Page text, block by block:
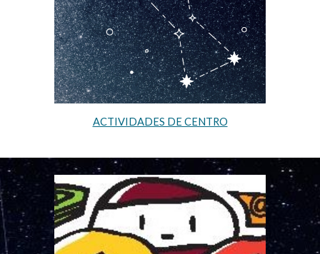
ACTIVIDADES DE CENTRO